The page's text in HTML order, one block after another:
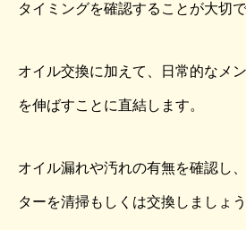
タイミングを確認することが大切で
オイル交換に加えて、日常的なメ
を伸ばすことに直結します。
オイル漏れや汚れの有無を確認し
ターを清掃もしくは交換しましょう